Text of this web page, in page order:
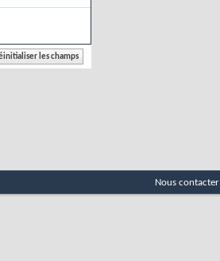
Nous contacter